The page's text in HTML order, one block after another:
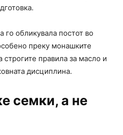
го обликувала постот во
преку монашките
строгите правила за масло и
дисциплина.
семки, а не